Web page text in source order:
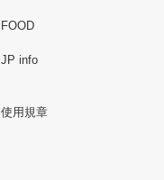
FOOD
JP info
使用規章